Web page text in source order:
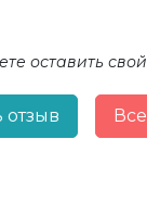
оставить
отзыв